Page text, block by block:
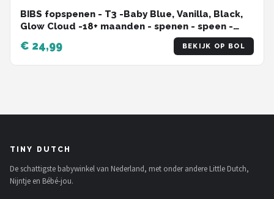
BIBS fopspenen - T3 -Baby Blue, Vanilla, Black,
Glow Cloud -18+ maanden - spenen - speen -
fopspeen - BolleToet speenzakje
€ 24,99 BEKIJK OP BOL
TINY DUTCH
De schattigste babywinkel van Nederland, met onder andere Little Dutch,
Nijntje en Bébé-jou.